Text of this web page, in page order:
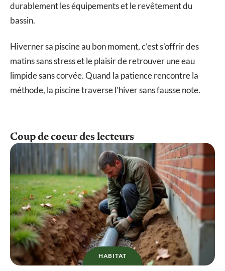
durablement les équipements et le revêtement du
bassin.
Hiverner sa piscine au bon moment, c’est s’offrir des
matins sans stress et le plaisir de retrouver une eau
limpide sans corvée. Quand la patience rencontre la
méthode, la piscine traverse l’hiver sans fausse note.
Coup de coeur des lecteurs
HABITAT